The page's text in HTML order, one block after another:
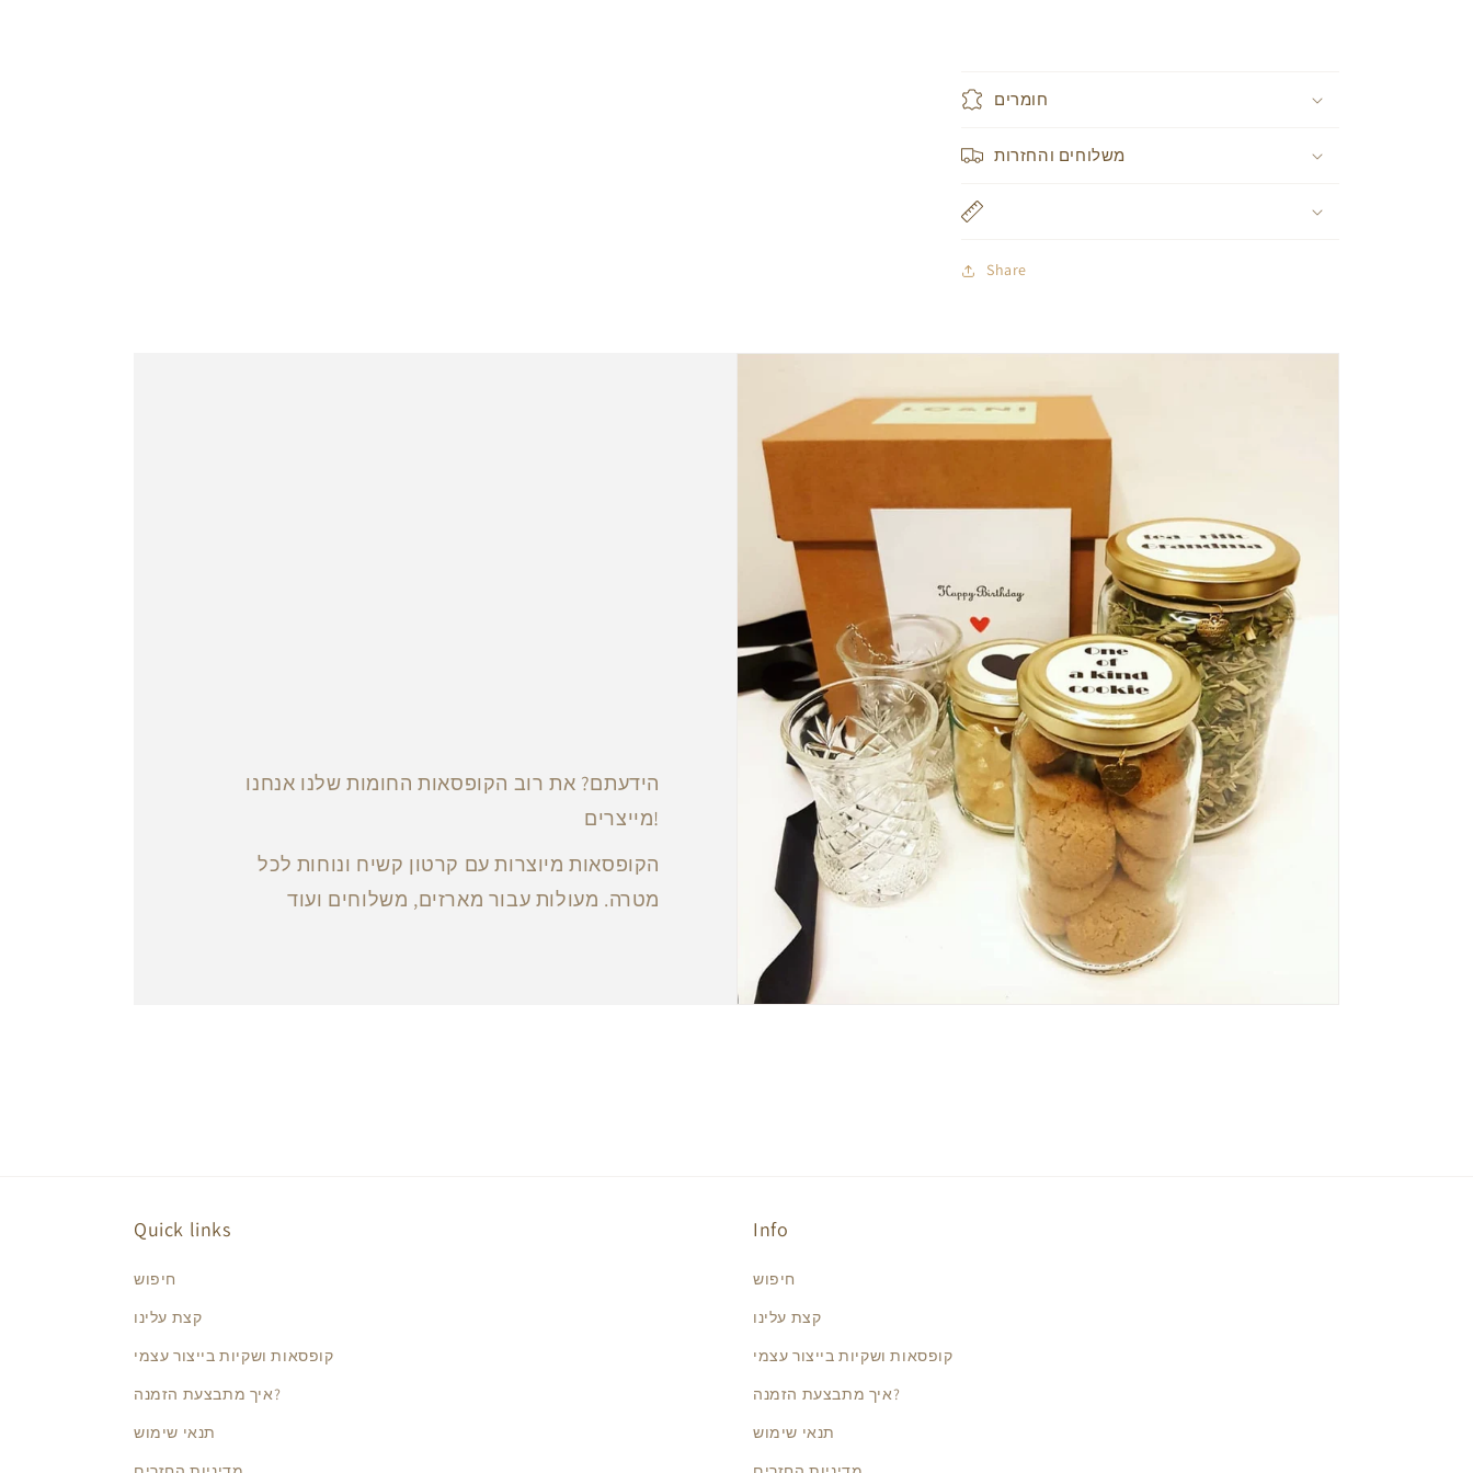
חומרים
משלוחים והחזרות
Share
הידעתם? את רוב הקופסאות החומות שלנו אנחנו
מייצרים!
הקופסאות מיוצרות עם קרטון קשיח ונוחות לכל
מטרה. מעולות עבור מארזים, משלוחים ועוד
Quick links
חיפוש
קצת עלינו
קופסאות ושקיות בייצור עצמי
איך מתבצעת הזמנה?
תנאי שימוש
Info
חיפוש
קצת עלינו
קופסאות ושקיות בייצור עצמי
איך מתבצעת הזמנה?
תנאי שימוש